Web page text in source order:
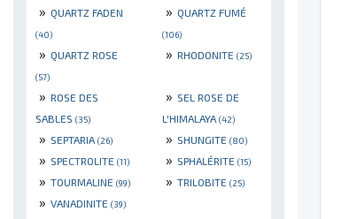
» QUARTZ FADEN
(40)
» QUARTZ FUMÉ
(106)
» QUARTZ ROSE
(57)
» RHODONITE (25)
» ROSE DES
SABLES (35)
» SEL ROSE DE
L'HIMALAYA (42)
» SEPTARIA (26) » SHUNGITE (80)
» SPECTROLITE (11) » SPHALÉRITE (15)
» TOURMALINE (99) » TRILOBITE (25)
» VANADINITE (39)